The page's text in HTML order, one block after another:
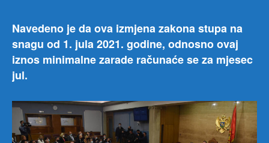
Navedeno je da ova izmjena zakona stupa na
snagu od 1. jula 2021. godine, odnosno ovaj
iznos minimalne zarade računaće se za mjesec
jul.